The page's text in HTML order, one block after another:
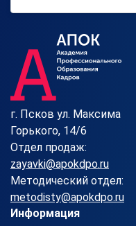
г. Псков ул. Максима
Горького, 14/6
Отдел продаж:
zayavki@apokdpo.ru
Методический отдел:
metodisty@apokdpo.ru
Информация